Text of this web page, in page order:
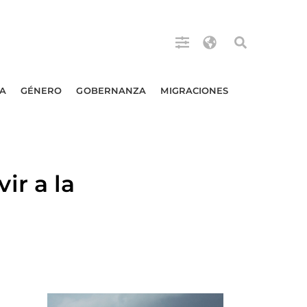
GÉNERO GOBERNANZA MIGRACIONES
a la